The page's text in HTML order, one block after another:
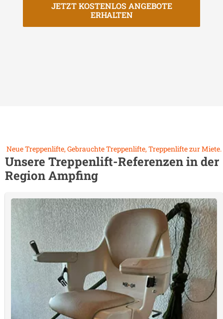
JETZT KOSTENLOS ANGEBOTE
ERHALTEN
Neue Treppenlifte, Gebrauchte Treppenlifte, Treppenlifte zur Miete.
Unsere Treppenlift-Referenzen in der
RegionAmpfing